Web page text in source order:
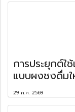
การประยุกต์ใ
แบบผงชงดื่มใ
29 ก.ค. 2569